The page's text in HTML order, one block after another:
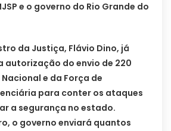
e o governo do Rio Grande do
da Justiça, Flávio Dino, já
autorização do envio de 220
e da Força de
para conter os ataques
a segurança no estado.
o governo enviará quantos